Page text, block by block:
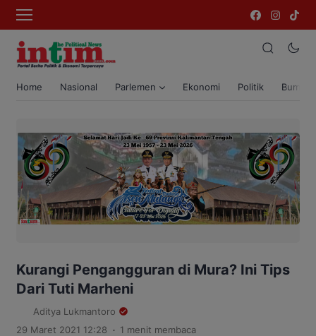
Home Nasional Parlemen Ekonomi Politik Bumi
Kurangi Pengangguran di Mura? Ini Tips
Dari Tuti Marheni
Aditya Lukmantoro
29 Maret 2021 12:28 . 1 menit membaca